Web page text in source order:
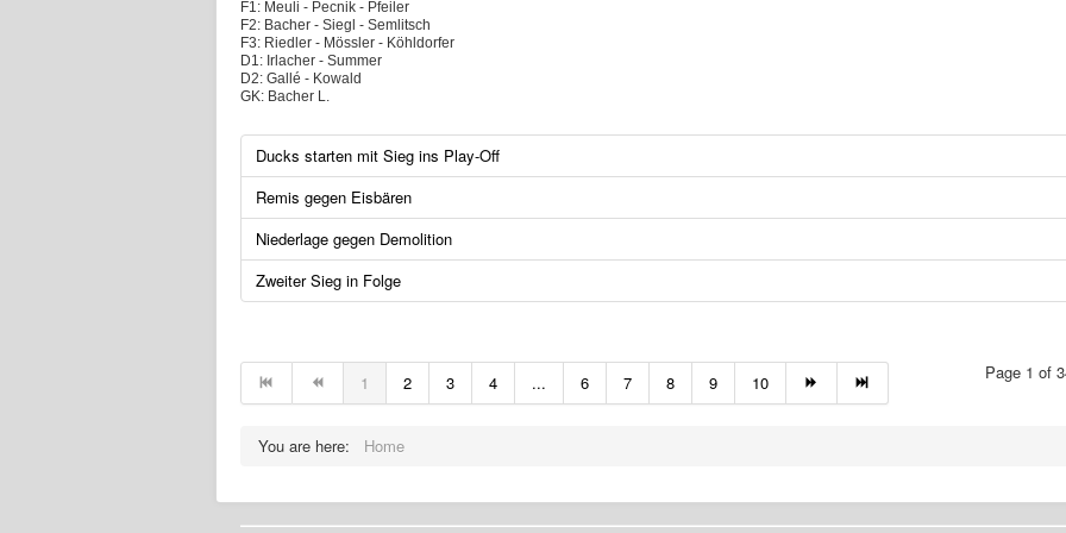
F1: Meuli - Pecnik - Pfeiler
F2: Bacher - Siegl - Semlitsch
F3: Riedler - Mössler - Köhldorfer
D1: Irlacher - Summer
D2: Gallé - Kowald
GK: Bacher L.
Ducks starten mit Sieg ins Play-Off
Remis gegen Eisbären
Niederlage gegen Demolition
Zweiter Sieg in Folge
Page 1 of
1 2 3 4 ... 6 7 8 9 10
You are here: Home